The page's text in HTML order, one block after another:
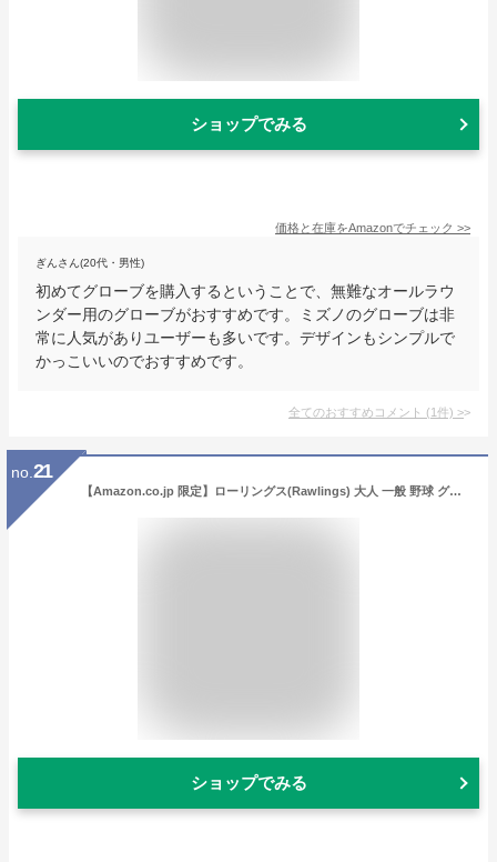
ショップでみる
価格と在庫をAmazonでチェック >>
ぎんさん(20代・男性)
初めてグローブを購入するということで、無難なオールラウ
ンダー用のグローブがおすすめです。ミズノのグローブは非
常に人気がありユーザーも多いです。デザインもシンプルで
かっこいいのでおすすめです。
全てのおすすめコメント (1件) >
no. 21
【Amazon.co.jp 限定】ローリングス(Rawlings) 大人 一般 野球 グローブ GRXPMN55 11.75インチ 軟式/ソフトボール兼用 オールラウンド ブラック 右投げ(左手着用) グラブ
ショップでみる